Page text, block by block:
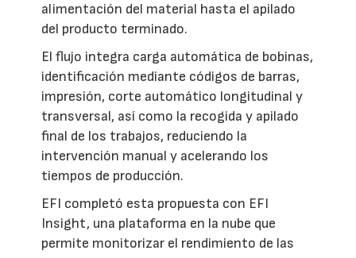
alimentación del material hasta el apilado
del producto terminado.
El flujo integra carga automática de bobinas,
identificación mediante códigos de barras,
impresión, corte automático longitudinal y
transversal, así como la recogida y apilado
final de los trabajos, reduciendo la
intervención manual y acelerando los
tiempos de producción.
EFI completó esta propuesta con EFI
Insight, una plataforma en la nube que
permite monitorizar el rendimiento de las